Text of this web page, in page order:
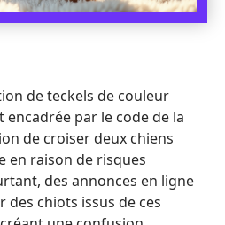
de teckels de couleur
par le code de la
de croiser deux chiens
en raison de risques
des annonces en ligne
chiots issus de ces